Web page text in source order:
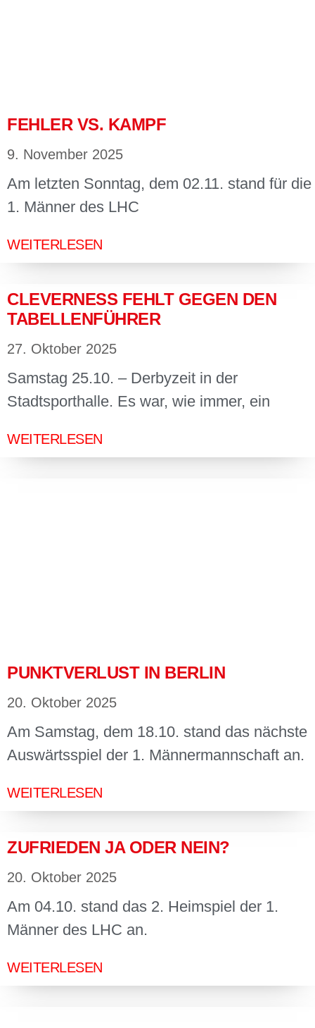
FEHLER VS. KAMPF
9. November 2025
Am letzten Sonntag, dem 02.11. stand für die
1. Männer des LHC
WEITERLESEN
CLEVERNESS FEHLT GEGEN DEN
TABELLENFÜHRER
27. Oktober 2025
Samstag 25.10. – Derbyzeit in der
Stadtsporthalle. Es war, wie immer, ein
WEITERLESEN
PUNKTVERLUST IN BERLIN
20. Oktober 2025
Am Samstag, dem 18.10. stand das nächste
Auswärtsspiel der 1. Männermannschaft an.
WEITERLESEN
ZUFRIEDEN JA ODER NEIN?
20. Oktober 2025
Am 04.10. stand das 2. Heimspiel der 1.
Männer des LHC an.
WEITERLESEN